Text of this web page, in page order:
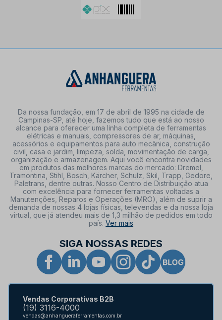
Da nossa fundação, em 17 de abril de 1995 na cidade de
Campinas-SP, até hoje, fazemos tudo que está ao nosso
alcance para oferecer uma linha completa de ferramentas
elétricas e manuais, compressores de ar, máquinas,
acessórios e equipamentos para auto mecânica, construção
civil, casa e jardim, limpeza, solda, movimentação de carga,
organização e armazenagem. Aqui você encontra novidades
em produtos das melhores marcas do mercado: Dremel,
Tramontina, Stihl, Bosch, Kärcher, Schulz, Skil, Trapp, Gedore,
Paletrans, dentre outras. Nosso Centro de Distribuição atua
com excelência para fornecer ferramentas voltadas a
Manutenções, Reparos e Operações (MRO), além de suprir a
demanda de nossas 4 lojas físicas, televendas e da nossa loja
virtual, que já atendeu mais de 1,3 milhão de pedidos em todo
país. Ver mais
SIGA NOSSAS REDES
Vendas Corporativas B2B
(19) 3116-4000
vendas@anhangueraferramentas.com.br